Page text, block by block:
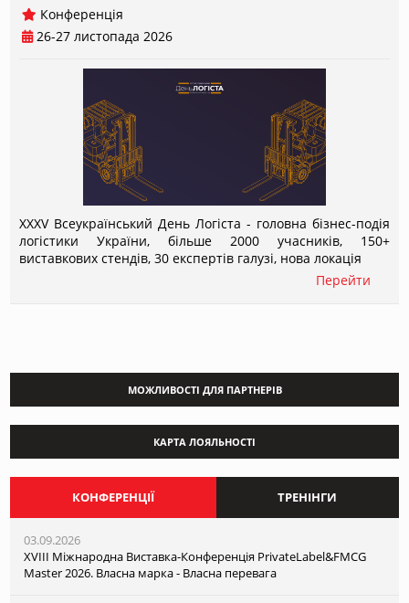
Конференція
26-27 листопада 2026
XXXV Всеукраїнський День Логіста - головна бізнес-подія
логістики України, більше 2000 учасників, 150+
виставкових стендів, 30 експертів галузі, нова локація
Перейти
МОЖЛИВОСТІ ДЛЯ ПАРТНЕРІВ
КАРТА ЛОЯЛЬНОСТІ
КОНФЕРЕНЦІЇ ТРЕНІНГИ
03.09.2026
XVІІI Міжнародна Виставка-Конференція PrivateLabel&FMCG
Master 2026. Власна марка - Власна перевага